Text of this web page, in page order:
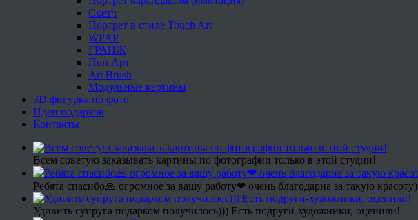
Скетч
Портрет в стиле Touch Art
WPAP
ГРАНЖ
Поп Арт
Art Brush
Модульные картины
3D фигурка по фото
Идеи подарков
Контакты
Всем советую заказывать картины по фотографии только в этой студии!
Ребята спасибо🙏 огромное за вашу работу❤ очень благодарна за такую красоту)
Удивить супруга подарком получилось))) Есть подруги-художники, оценили!